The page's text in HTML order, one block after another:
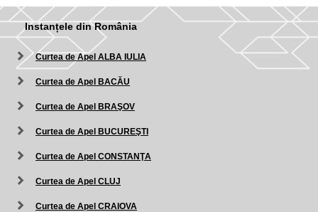
Instanțele din România
Curtea de Apel ALBA IULIA
Curtea de Apel BACĂU
Curtea de Apel BRAŞOV
Curtea de Apel BUCUREŞTI
Curtea de Apel CONSTANŢA
Curtea de Apel CLUJ
Curtea de Apel CRAIOVA